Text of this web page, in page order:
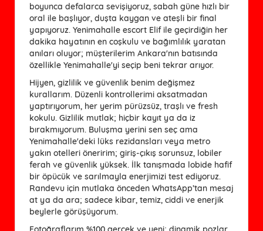
boyunca defalarca sevişiyoruz, sabah güne hızlı bir
oral ile başlıyor, duşta kaygan ve ateşli bir final
yapıyoruz. Yenimahalle escort Elif ile geçirdiğin her
dakika hayatının en coşkulu ve bağımlılık yaratan
anıları oluyor; müşterilerim Ankara'nın batısında
özellikle Yenimahalle'yi seçip beni tekrar arıyor.
Hijyen, gizlilik ve güvenlik benim değişmez
kurallarım. Düzenli kontrollerimi aksatmadan
yaptırıyorum, her yerim pürüzsüz, traşlı ve fresh
kokulu. Gizlilik mutlak; hiçbir kayıt ya da iz
bırakmıyorum. Buluşma yerini sen seç ama
Yenimahalle'deki lüks rezidansları veya metro
yakın otelleri öneririm; giriş-çıkış sorunsuz, lobiler
ferah ve güvenlik yüksek. İlk tanışmada lobide hafif
bir öpücük ve sarılmayla enerjimizi test ediyoruz.
Randevu için mutlaka önceden WhatsApp’tan mesaj
at ya da ara; sadece kibar, temiz, ciddi ve enerjik
beylerle görüşüyorum.